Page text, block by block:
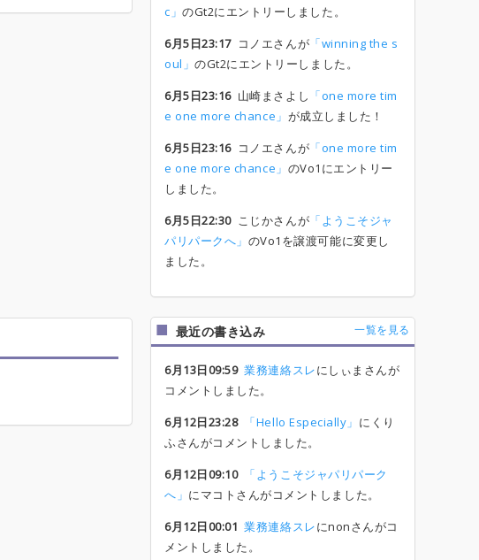
c」のGt2にエントリーしました。
6月5日23:17コノエさんが 「winning the s
oul」のGt2にエントリーしました。
6月5日23:16山崎まさよし 「one more tim
e one more chance」 が成立しました！
6月5日23:16コノエさんが 「one more tim
e one more chance」 のVo1にエントリー
しました。
6月5日22:30こじかさんが 「ようこそジャ
パリパークへ」 のVo1を譲渡可能に変更し
ました。
最近の書き込み 一覧を見る
6月13日09:59 業務連絡スレにしぃまさんが
コメントしました。
6月12日23:28
「Hello Especially」 にくり
ふさんがコメントしました。
6月12日09:10
「ようこそジャパリパーク
へ」 にマコトさんがコメントしました。
6月12日00:01 業務連絡スレにnonさんがコ
メントしました。